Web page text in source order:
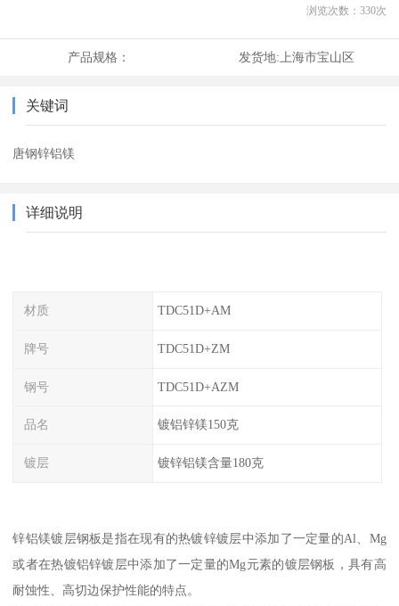
浏览次数： 330次
产品规格： 发货地: 上海市宝山区
关键词
唐钢锌铝镁
详细说明
材质 TDC51D+AM
牌号 TDC51D+ZM
钢号 TDC51D+AZM
品名 镀铝锌镁150克
镀层 镀锌铝镁含量180克
锌铝镁镀层钢板是指在现有的热镀锌镀层中添加了一定量的Al、Mg
或者在热镀铝锌镀层中添加了一定量的Mg元素的镀层钢板，具有高
耐蚀性、高切边保护性能的特点。